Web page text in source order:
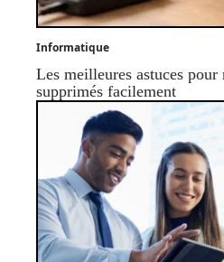
Informatique
Les meilleures astuces
supprimés facilement